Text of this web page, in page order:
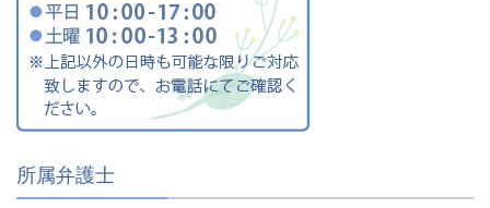
所属弁護士